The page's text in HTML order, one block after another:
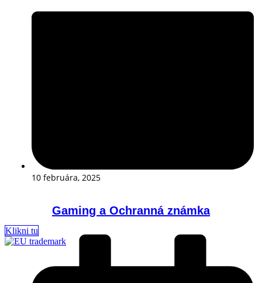
10 februára, 2025
Gaming a Ochranná známka
Klikni tu